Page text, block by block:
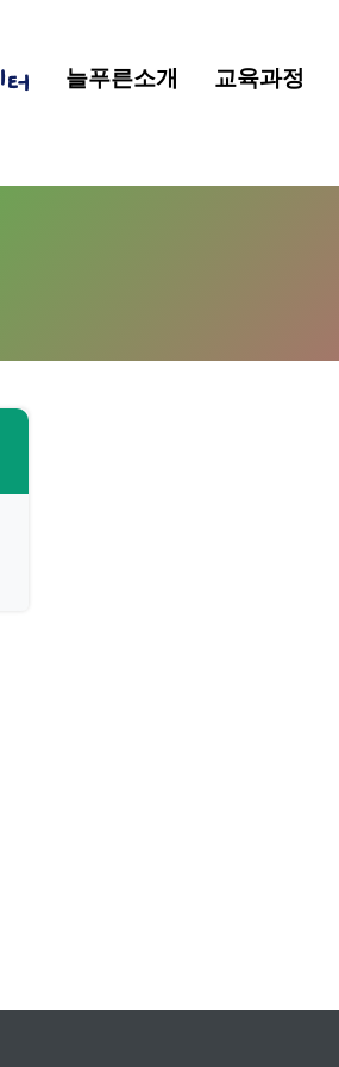
늘푸른소개 교육과정